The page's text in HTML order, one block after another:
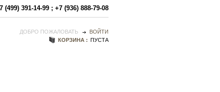
(499) 391-14-99 ; +7 (936) 888-79-08
ДОБРО ПОЖАЛОВАТЬ
ВОЙТИ
КОРЗИНА :
ПУСТА